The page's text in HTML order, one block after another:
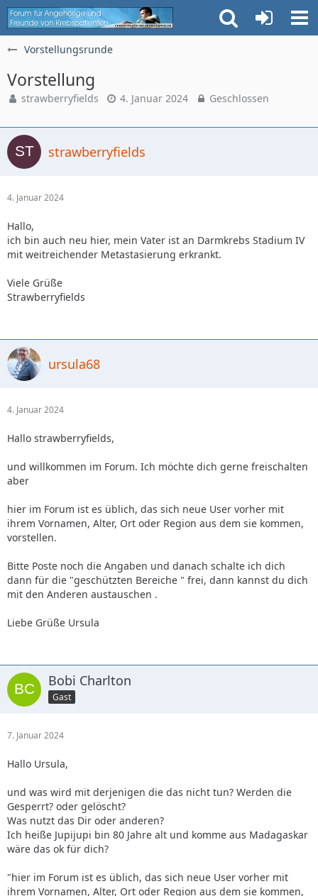
Vorstellungsrunde
Vorstellung
strawberryfields 4. Januar 2024 Geschlossen
strawberryfields
4. Januar 2024
Hallo,
ich bin auch neu hier, mein Vater ist an Darmkrebs Stadium IV
mit weitreichender Metastasierung erkrankt.
Viele Grüße
Strawberryfields
ursula68
4. Januar 2024
Hallo strawberryfields,
und willkommen im Forum. Ich möchte dich gerne freischalten
aber
hier im Forum ist es üblich, das sich neue User vorher mit
ihrem Vornamen, Alter, Ort oder Region aus dem sie kommen,
vorstellen.
Bitte Poste noch die Angaben und danach schalte ich dich
dann für die "geschützten Bereiche " frei, dann kannst du dich
mit den Anderen austauschen .
Liebe Grüße Ursula
Bobi Charlton
Gast
7. Januar 2024
Hallo Ursula,
und was wird mit derjenigen die das nicht tun? Werden die
Gesperrt? oder gelöscht?
Was nutzt das Dir oder anderen?
Ich heiße Jupijupi bin 80 Jahre alt und komme aus Madagaskar
wäre das ok für dich?
"hier im Forum ist es üblich, das sich neue User vorher mit
ihrem Vornamen, Alter, Ort oder Region aus dem sie kommen,